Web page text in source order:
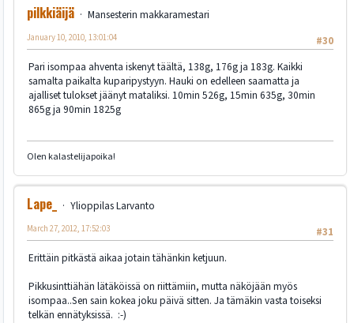
pilkkiäijä
Mansesterin makkaramestari
#30
January 10, 2010, 13:01:04
Pari isompaa ahventa iskenyt täältä, 138g, 176g ja 183g. Kaikki
samalta paikalta kuparipystyyn. Hauki on edelleen saamatta ja
ajalliset tulokset jäänyt mataliksi. 10min 526g, 15min 635g, 30min
865g ja 90min 1825g
Olen kalastelijapoika!
Lape_
Ylioppilas Larvanto
#31
March 27, 2012, 17:52:03
Erittäin pitkästä aikaa jotain tähänkin ketjuun.
Pikkusinttiähän lätäköissä on riittämiin, mutta näköjään myös
isompaa..Sen sain kokea joku päivä sitten. Ja tämäkin vasta toiseksi
telkän ennätyksissä. :-)